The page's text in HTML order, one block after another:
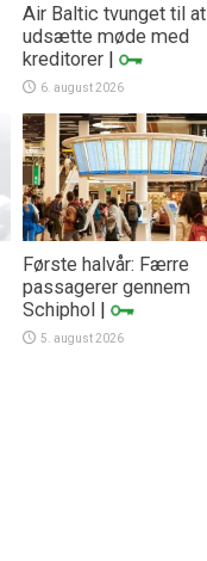
Air Baltic tvunget til at
udsætte møde med
kreditorer |
6. august 2026
Første halvår: Færre
passagerer gennem
Schiphol |
5. august 2026